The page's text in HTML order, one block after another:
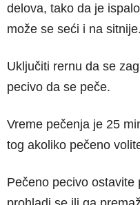
delova, tako da je
može se seći i na sitnije.
Uključiti rernu da se
pecivo da se peče.
Vreme pečenja je 25
tog akoliko pečeno
Pečeno pecivo ostavite